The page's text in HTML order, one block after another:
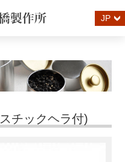
JP
チックヘラ付)